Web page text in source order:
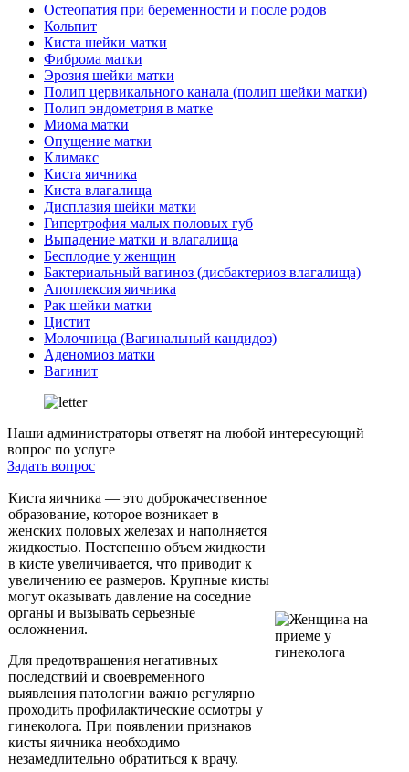
Остеопатия при беременности и после родов
Кольпит
Киста шейки матки
Фиброма матки
Эрозия шейки матки
Полип цервикального канала (полип шейки матки)
Полип эндометрия в матке
Миома матки
Опущение матки
Климакс
Киста яичника
Киста влагалища
Дисплазия шейки матки
Гипертрофия малых половых губ
Выпадение матки и влагалища
Бесплодие у женщин
Бактериальный вагиноз (дисбактериоз влагалища)
Апоплексия яичника
Рак шейки матки
Цистит
Молочница (Вагинальный кандидоз)
Аденомиоз матки
Вагинит
Наши администраторы ответят на любой интересующий
вопрос по услуге
Задать вопрос
Киста яичника — это доброкачественное
образование, которое возникает в
женских половых железах и наполняется
жидкостью. Постепенно объем жидкости
в кисте увеличивается, что приводит к
увеличению ее размеров. Крупные кисты
могут оказывать давление на соседние
органы и вызывать серьезные
осложнения.
Для предотвращения негативных
последствий и своевременного
выявления патологии важно регулярно
проходить профилактические осмотры у
гинеколога. При появлении признаков
кисты яичника необходимо
незамедлительно обратиться к врачу.